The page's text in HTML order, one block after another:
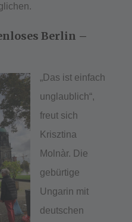
Berlin –
„Das ist einfach
unglaublich“,
freut sich
Krisztina
Molnàr. Die
gebürtige
Ungarin mit
deutschen